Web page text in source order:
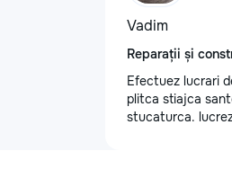
Vadim
Reparații și
Efectuez lucrari
plitca stiajca
stucaturca.